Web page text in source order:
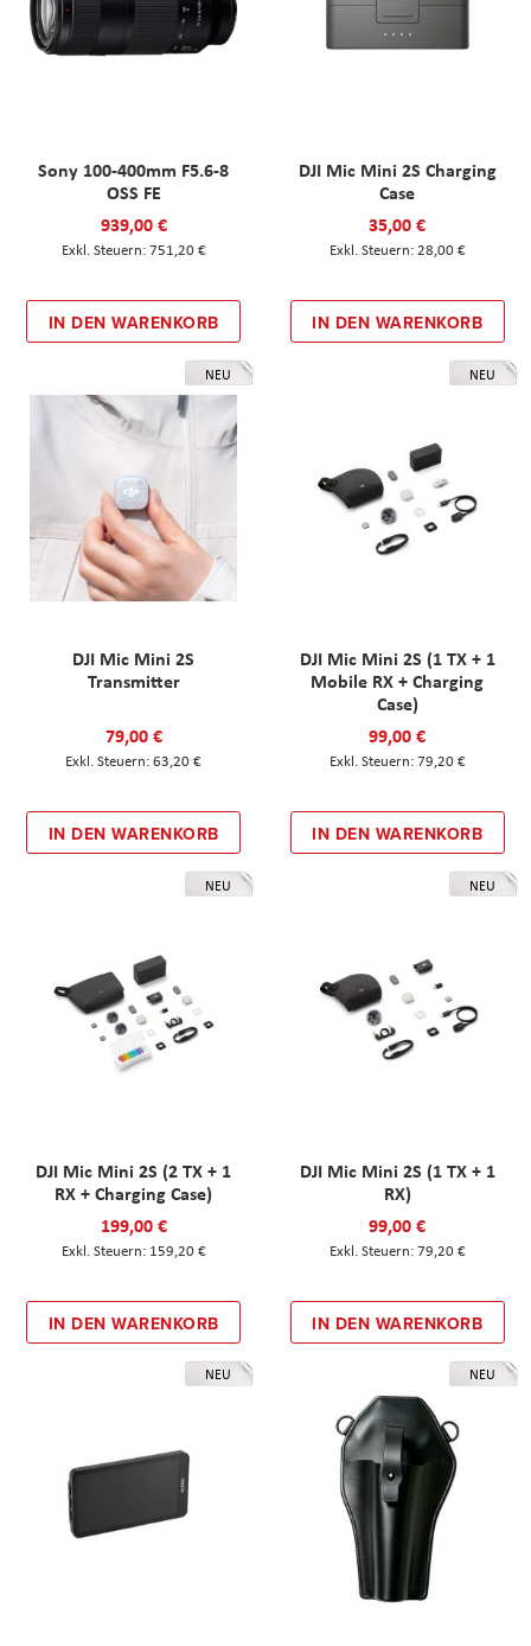
Sony 100-400mm F5.6-8
OSS FE
939,00 €
751,20 €
IN DEN WARENKORB
DJI Mic Mini 2S Charging
Case
35,00 €
28,00 €
IN DEN WARENKORB
NEU
DJI Mic Mini 2S
Transmitter
79,00 €
63,20 €
IN DEN WARENKORB
NEU
DJI Mic Mini 2S (1 TX + 1
Mobile RX + Charging
Case)
99,00 €
79,20 €
IN DEN WARENKORB
NEU
DJI Mic Mini 2S (2 TX + 1
RX + Charging Case)
199,00 €
159,20 €
IN DEN WARENKORB
NEU
DJI Mic Mini 2S (1 TX + 1
RX)
99,00 €
79,20 €
IN DEN WARENKORB
NEU NEU